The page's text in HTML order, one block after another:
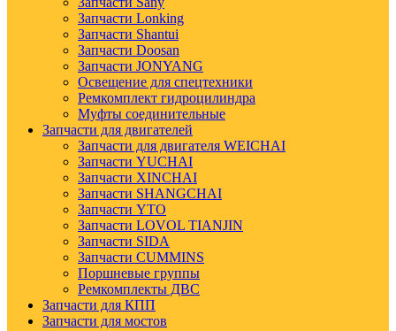
Запчасти Lonking
Запчасти Shantui
Запчасти Doosan
Запчасти JONYANG
Освещение для спецтехники
Ремкомплект гидроцилиндра
Муфты соединительные
Запчасти для двигателей
Запчасти для двигателя WEICHAI
Запчасти YUCHAI
Запчасти XINCHAI
Запчасти SHANGCHAI
Запчасти YTO
Запчасти LOVOL TIANJIN
Запчасти SIDA
Запчасти CUMMINS
Поршневые группы
Ремкомплекты ДВС
Запчасти для КПП
Запчасти для мостов